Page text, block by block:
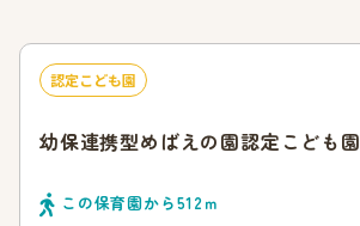
認定こども園
幼保連携型めばえの園認定こども園
この保育園から512ｍ